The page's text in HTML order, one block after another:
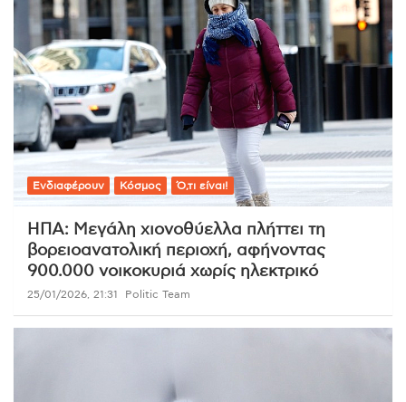
Ενδιαφέρουν Κόσμος Ό,τι είναι!
ΗΠΑ: Μεγάλη χιονοθύελλα πλήττει τη
βορειοανατολική περιοχή, αφήνοντας
900.000 νοικοκυριά χωρίς ηλεκτρικό
25/01/2026, 21:31 Politic Team